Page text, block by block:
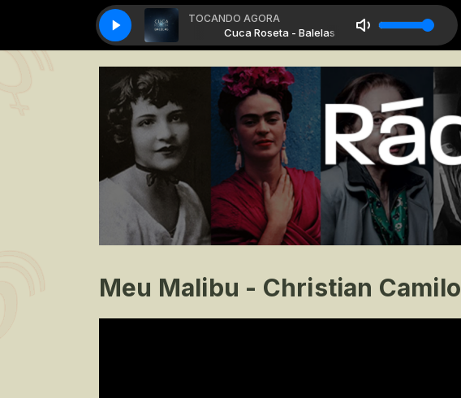
TOCANDO AGORA
Cuca Roseta - Balelas Cuca Roseta - Balelas
Meu Malibu - Christian Camilo